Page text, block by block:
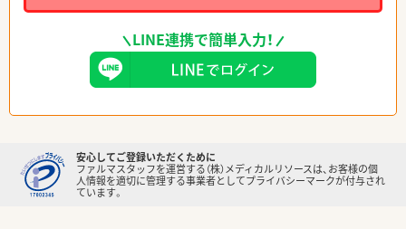
LINE連携で簡単入力！
安心してご登録いただくために
ファルマスタッフを運営する（株）メディカルリソースは、お客様の個
人情報を適切に管理する事業者としてプライバシーマークが付与され
ています。